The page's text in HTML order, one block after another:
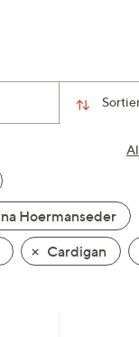
Hoermanseder
Cardigan